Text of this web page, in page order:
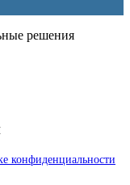
решения
конфиденциальности